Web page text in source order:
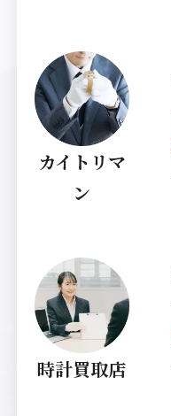
カイトリマ
ン
時計買取店